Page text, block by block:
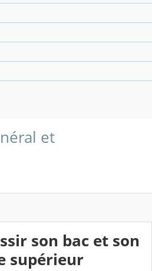
et
son bac et son
supérieur